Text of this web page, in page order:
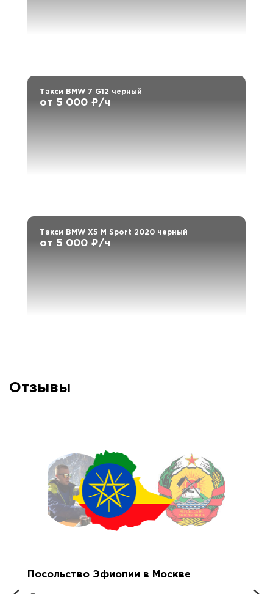
Такси BMW 7 G12 черный
от 5 000 ₽/ч
Такси BMW X5 M Sport 2020 черный
от 5 000 ₽/ч
Отзывы
Посольство Эфиопии в Москве